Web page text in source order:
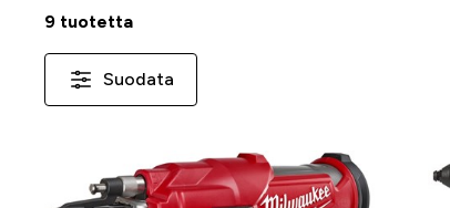
9 tuotetta
Suodata